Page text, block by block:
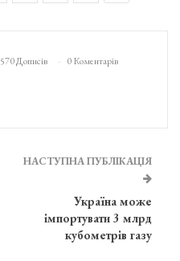
570 Дописів 0 Коментарів
НАСТУПНА ПУБЛІКАЦІЯ
Україна може
імпортувати 3 млрд
кубометрів газу